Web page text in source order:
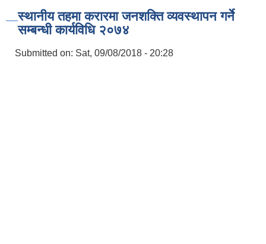
स्थानीय तहमा करारमा जनशक्ति व्यवस्थापन गर्ने
सम्बन्धी कार्यविधि २०७४
Submitted on: Sat, 09/08/2018 - 20:28